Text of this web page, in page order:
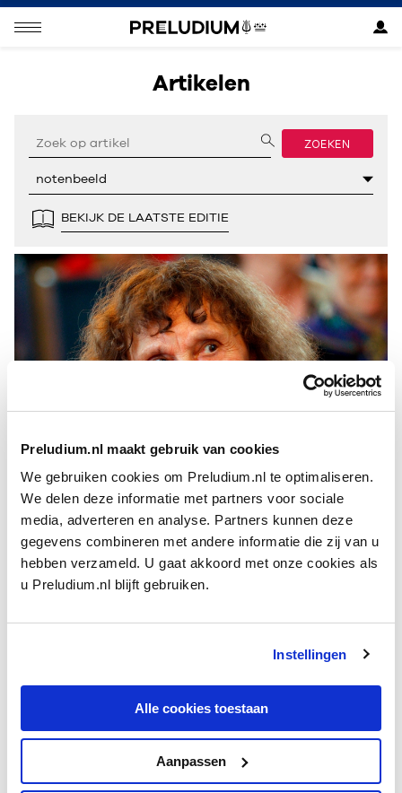
Preludium.nl maakt gebruik van cookies
We gebruiken cookies om Preludium.nl te optimaliseren.
We delen deze informatie met partners voor sociale
media, adverteren en analyse. Partners kunnen deze
gegevens combineren met andere informatie die zij van u
hebben verzameld. U gaat akkoord met onze cookies als
u Preludium.nl blijft gebruiken.
Instellingen
Alle cookies toestaan
Aanpassen
Artikelen
ZOEKEN
BEKIJK DE LAATSTE EDITIE
NOTENBEELD
Sofia Goebaidoelina: Altvioolconcert
Antoine Tamestit maakt zijn debuut bij het
Concertgebouworkest met het
Ontvang één keer per maand onze beste artikelen